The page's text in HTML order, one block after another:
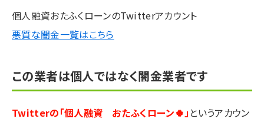
個人融資おたふくローンのTwitterアカウント
悪質な闇金一覧はこちら
この業者は個人ではなく闇金業者です
Twitterの「個人融資 おたふくローン🍀」 というアカウン